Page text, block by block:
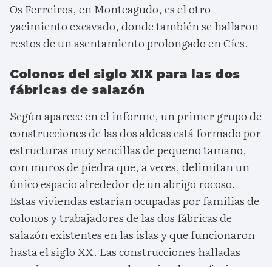
Os Ferreiros, en Monteagudo, es el otro
yacimiento excavado, donde también se hallaron
restos de un asentamiento prolongado en Cíes.
Colonos del siglo XIX para las dos
fábricas de salazón
Según aparece en el informe, un primer grupo de
construcciones de las dos aldeas está formado por
estructuras muy sencillas de pequeño tamaño,
con muros de piedra que, a veces, delimitan un
único espacio alrededor de un abrigo rocoso.
Estas viviendas estarían ocupadas por familias de
colonos y trabajadores de las dos fábricas de
salazón existentes en las islas y que funcionaron
hasta el siglo XX. Las construcciones halladas